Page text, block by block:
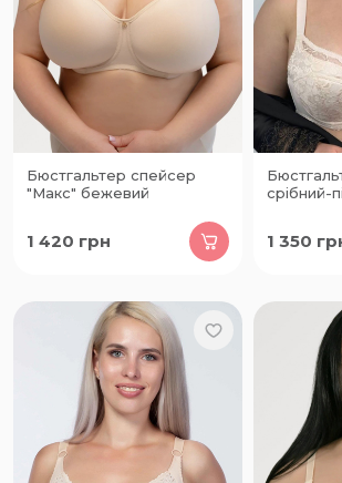
Бюстгальтер спейсер
"Макс" бежевий
1 420 грн
срібний-
1 350